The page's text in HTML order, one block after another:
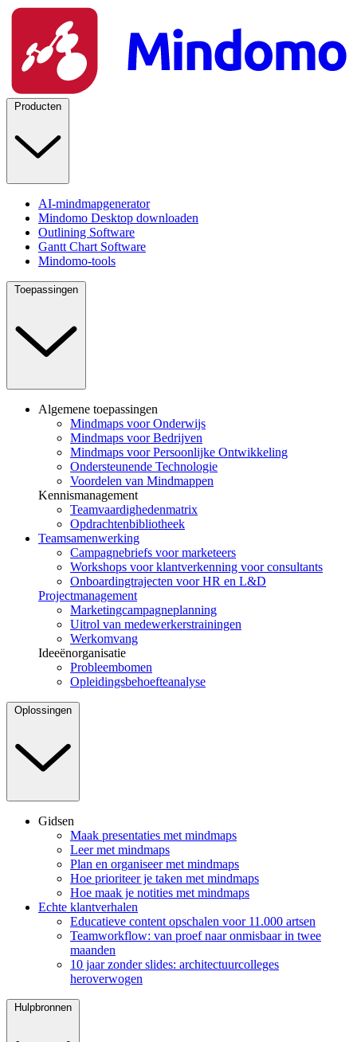
Producten
AI-mindmapgenerator
Mindomo Desktop downloaden
Outlining Software
Gantt Chart Software
Mindomo-tools
Toepassingen
Algemene toepassingen
Mindmaps voor Onderwijs
Mindmaps voor Bedrijven
Mindmaps voor Persoonlijke Ontwikkeling
Ondersteunende Technologie
Voordelen van Mindmappen
Kennismanagement
Teamvaardighedenmatrix
Opdrachtenbibliotheek
Teamsamenwerking
Campagnebriefs voor marketeers
Workshops voor klantverkenning voor consultants
Onboardingtrajecten voor HR en L&D
Projectmanagement
Marketingcampagneplanning
Uitrol van medewerkerstrainingen
Werkomvang
Ideeënorganisatie
Probleembomen
Opleidingsbehoefteanalyse
Oplossingen
Gidsen
Maak presentaties met mindmaps
Leer met mindmaps
Plan en organiseer met mindmaps
Hoe prioriteer je taken met mindmaps
Hoe maak je notities met mindmaps
Echte klantverhalen
Educatieve content opschalen voor 11.000 artsen
Teamworkflow: van proef naar onmisbaar in twee
maanden
10 jaar zonder slides: architectuurcolleges
heroverwogen
Hulpbronnen